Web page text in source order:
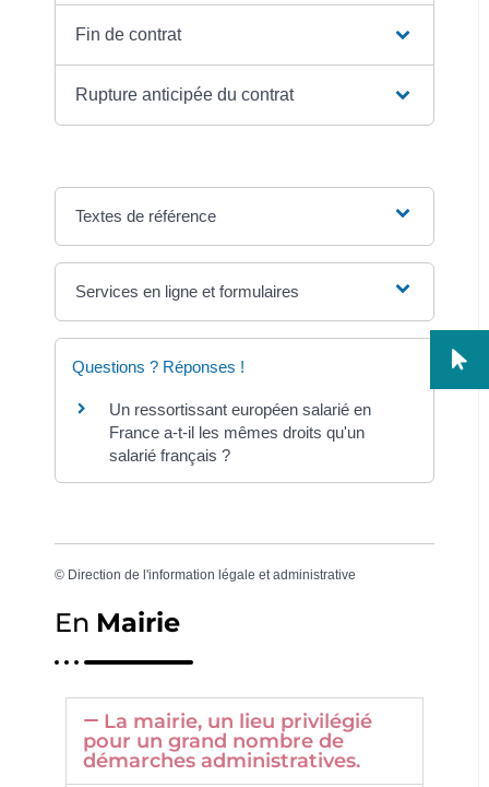
Fin de contrat
Rupture anticipée du contrat
Textes de référence
Services en ligne et formulaires
Questions ? Réponses !
Un ressortissant européen salarié en
France a-t-il les mêmes droits qu'un
salarié français ?
© Direction de l'information légale et administrative
En Mairie
La mairie, un lieu privilégié
pour un grand nombre de
démarches administratives.